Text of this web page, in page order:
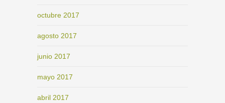
octubre 2017
agosto 2017
junio 2017
mayo 2017
abril 2017